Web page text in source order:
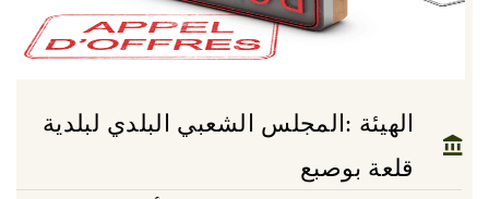
الهيئة :المجلس الشعبي البلدي لبلدية
قلعة بوصبع